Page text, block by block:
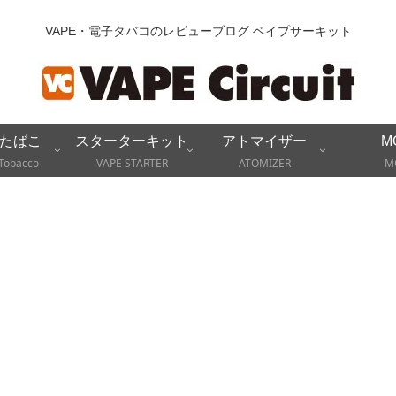
VAPE・電子タバコのレビューブログ ベイプサーキット
ばこ
スターターキット
VAPE STARTER
アトマイザー
ATOMIZER